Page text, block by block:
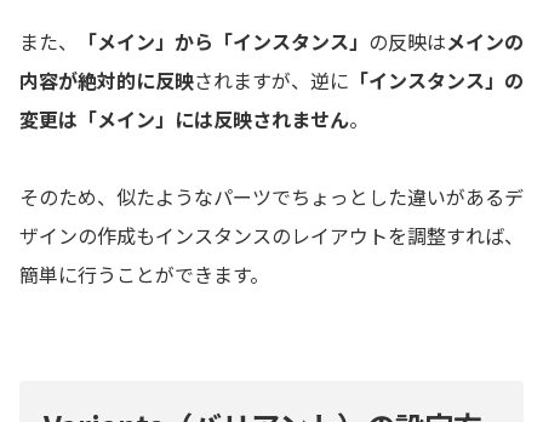
また、 「メイン」から「インスタンス」 の反映はメインの
内容が絶対的に反映されますが、逆に 「インスタンス」の
変更は「メイン」には反映されません。
そのため、似たようなパーツでちょっとした違いがあるデ
ザインの作成もインスタンスのレイアウトを調整すれば、
簡単に行うことができます。